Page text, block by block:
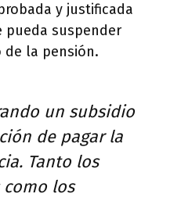
y justificada
pueda suspender
la pensión.
un subsidio
de pagar la
Tanto los
los